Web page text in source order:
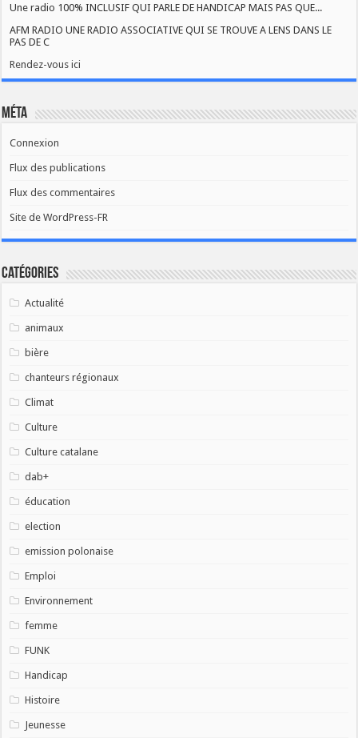
Une radio 100% INCLUSIF QUI PARLE DE HANDICAP MAIS PAS QUE...
AFM RADIO UNE RADIO ASSOCIATIVE QUI SE TROUVE A LENS DANS LE
PAS DE C
Rendez-vous ici
Méta
Connexion
Flux des publications
Flux des commentaires
Site de WordPress-FR
Catégories
Actualité
animaux
bière
chanteurs régionaux
Climat
Culture
Culture catalane
dab+
éducation
election
emission polonaise
Emploi
Environnement
femme
FUNK
Handicap
Histoire
Jeunesse